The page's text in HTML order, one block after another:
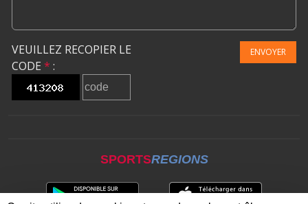
VEUILLEZ RECOPIER LE
CODE * :
ENVOYER
SPORTSREGIONS